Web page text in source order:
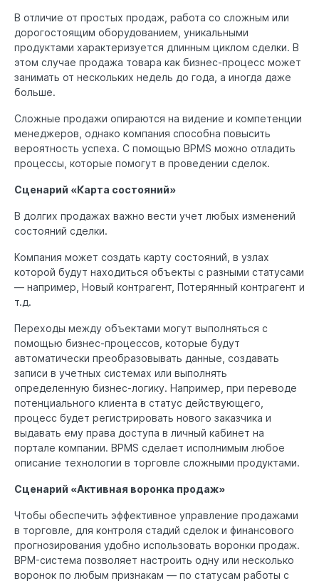
В отличие от простых продаж, работа со сложным или
дорогостоящим оборудованием, уникальными
продуктами характеризуется длинным циклом сделки. В
этом случае продажа товара как бизнес-процесс может
занимать от нескольких недель до года, а иногда даже
больше.
Сложные продажи опираются на видение и компетенции
менеджеров, однако компания способна повысить
вероятность успеха. С помощью BPMS можно отладить
процессы, которые помогут в проведении сделок.
Сценарий «Карта состояний»
В долгих продажах важно вести учет любых изменений
состояний сделки.
Компания может создать карту состояний, в узлах
которой будут находиться объекты с разными статусами
— например, Новый контрагент, Потерянный контрагент и
т.д.
Переходы между объектами могут выполняться с
помощью бизнес-процессов, которые будут
автоматически преобразовывать данные, создавать
записи в учетных системах или выполнять
определенную бизнес-логику. Например, при переводе
потенциального клиента в статус действующего,
процесс будет регистрировать нового заказчика и
выдавать ему права доступа в личный кабинет на
портале компании. BPMS сделает исполнимым любое
описание технологии в торговле сложными продуктами.
Сценарий «Активная воронка продаж»
Чтобы обеспечить эффективное управление продажами
в торговле, для контроля стадий сделок и финансового
прогнозирования удобно использовать воронки продаж.
BPM-система позволяет настроить одну или несколько
воронок по любым признакам — по статусам работы с